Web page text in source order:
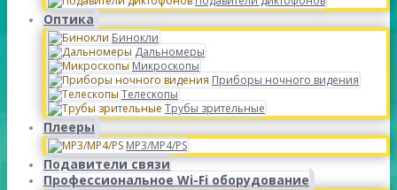
Оптика
Бинокли
Дальномеры
Микроскопы
Приборы ночного видения
Телескопы
Трубы зрительные
Плееры
MP3/MP4/PS
Подавители связи
Профессиональное Wi-Fi оборудование